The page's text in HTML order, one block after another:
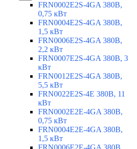
FRN0002E2S-4GA 380В,
0,75 кВт
FRN0004E2S-4GA 380В,
1,5 кВт
FRN0006E2S-4GA 380В,
2,2 кВт
FRN0007E2S-4GA 380В, 3
кВт
FRN0012E2S-4GA 380В,
5,5 кВт
FRN0022E2S-4E 380В, 11
кВт
FRN0002E2E-4GA 380В,
0,75 кВт
FRN0004E2E-4GA 380В,
1,5 кВт